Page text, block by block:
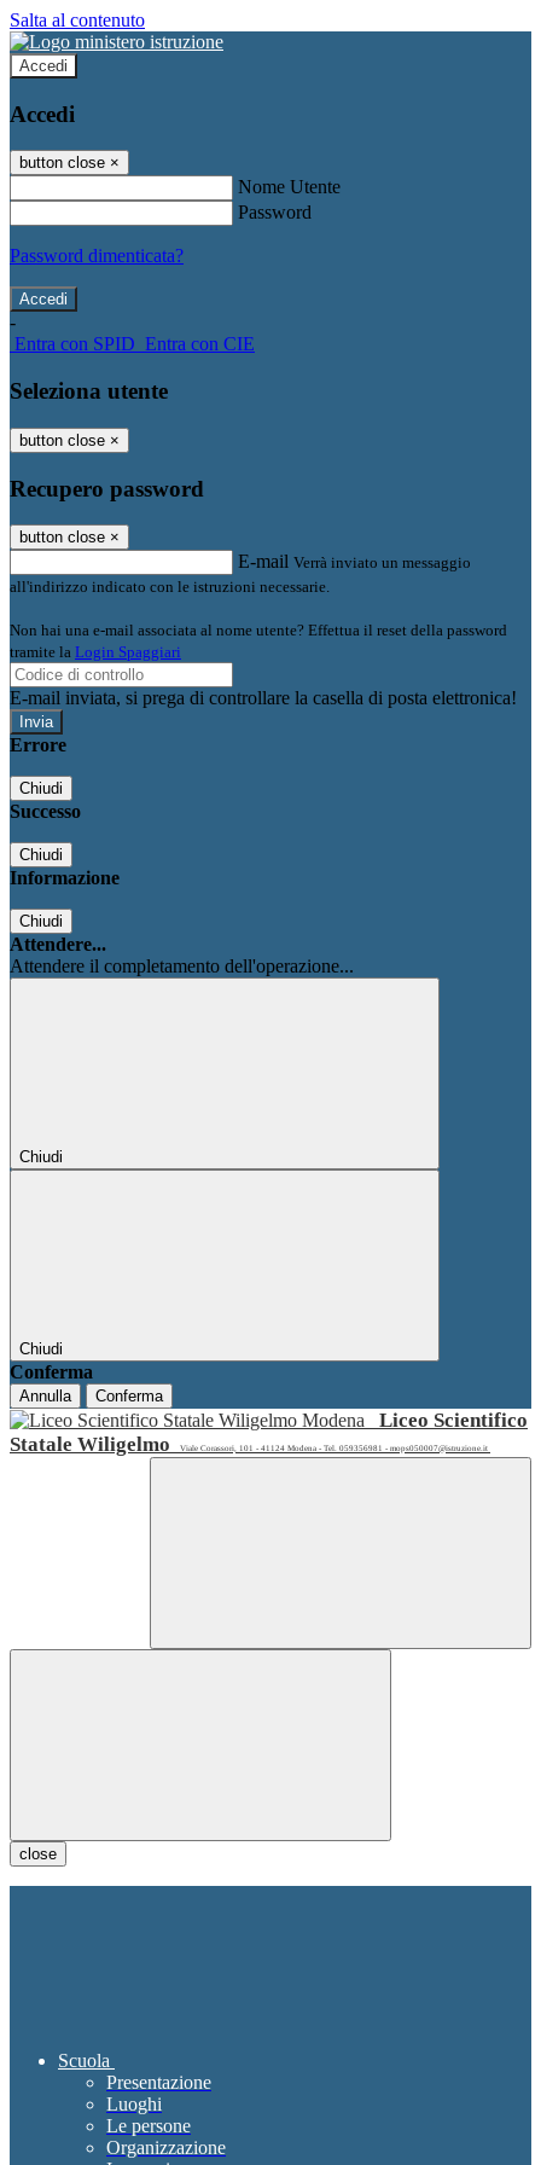
Salta al contenuto
Accedi
Accedi
button close ×
Nome Utente
Password
Password dimenticata?
-
Entra con SPID Entra con CIE
Seleziona utente
button close ×
Recupero password
button close ×
E-mail Verrà inviato un messaggio
all'indirizzo indicato con le istruzioni necessarie.
Non hai una e-mail associata al nome utente? Effettua il reset della password
tramite la Login Spaggiari
E-mail inviata, si prega di controllare la casella di posta elettronica!
Errore
Chiudi
Successo
Chiudi
Informazione
Chiudi
Attendere...
Attendere il completamento dell'operazione...
Chiudi
Chiudi
Conferma
Annulla Conferma
Liceo Scientifico
Statale Wiligelmo
Viale Corassori, 101 - 41124 Modena - Tel. 059356981 - mops050007@istruzione.it
close
Scuola
Presentazione
Luoghi
Le persone
Organizzazione